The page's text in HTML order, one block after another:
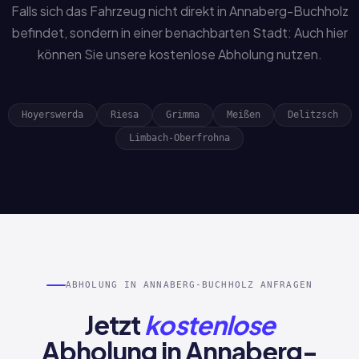
Falls sich das Fahrzeug nicht direkt in Annaberg-Buchholz
befindet, sondern in einer benachbarten Stadt: Auch hier
können Sie unsere kostenlose Abholung nutzen.
Hoyerswerda Riesa Grimma Meißen Delitzsch
Limbach-Oberfrohna
ABHOLUNG IN ANNABERG-BUCHHOLZ ANFRAGEN
Jetztkostenlose
Abholung in Annaberg-